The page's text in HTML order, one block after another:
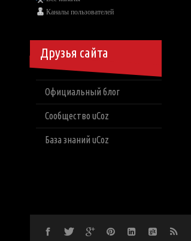
Каналы пользователей
Друзья сайта
Официальный блог
Сообщество uCoz
База знаний uCoz